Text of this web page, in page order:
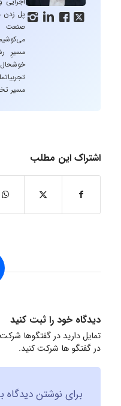
   
پل زدن
صنعت
مسیرِ
مسیر
اشتراک این مطلب
دیدگاه خود را ثبت کنید
تمایل دارید در گفتگوها
در گفتگو ها شرکت کنید.
برای نوشتن دیدگاه